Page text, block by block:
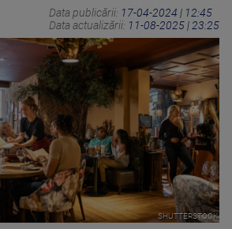
Data publicării: 17-04-2024 | 12:45
Data actualizării: 11-08-2025 | 23:25
SHUTTERSTOCK